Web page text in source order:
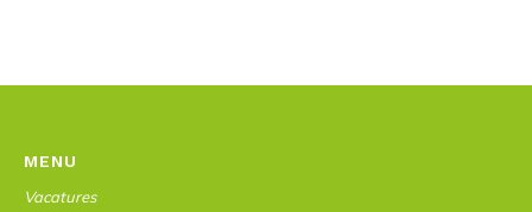
MENU
Vacatures